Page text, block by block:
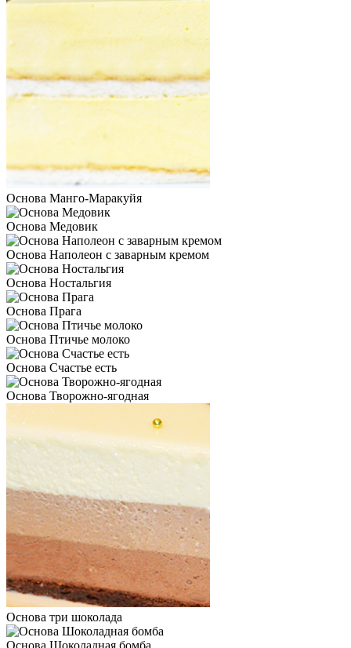
Основа Манго-Маракуйя
Основа Медовик
Основа Наполеон с заварным кремом
Основа Ностальгия
Основа Прага
Основа Птичье молоко
Основа Счастье есть
Основа Творожно-ягодная
Основа три шоколада
Основа Шоколадная бомба